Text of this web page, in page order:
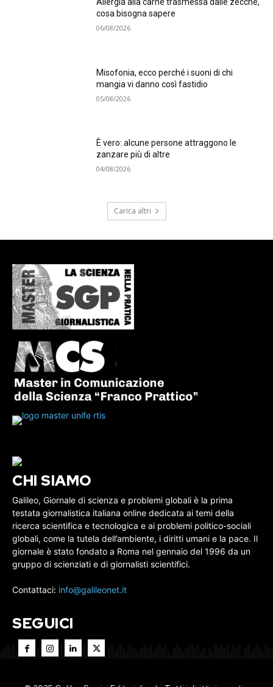
cosa bisogna sapere
06/08/2026
Misofonia, ecco perché i suoni di chi
mangia vi danno così fastidio
05/08/2026
È vero: alcune persone attraggono le
zanzare più di altre
04/08/2026
Carica altri
CHI SIAMO
Galileo, Giornale di scienza e problemi globali è la prima
testata giornalistica italiana online dedicata ai temi della
ricerca scientifica e tecnologica e ai problemi politico-sociali
globali, come la tutela dell’ambiente, i diritti umani e la pace. Il
giornale è stato fondato a Roma nel gennaio del 1996 da un
gruppo di scienziati e di giornalisti scientifici.
Contattaci: info@galileonet.it
SEGUICI